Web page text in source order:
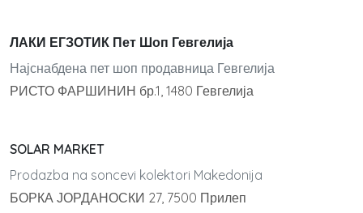
ЛАКИ ЕГЗОТИК Пет Шоп Гевгелија
Најснабдена пет шоп продавница Гевгелија
РИСТО ФАРШИНИН бр.1, 1480 Гевгелија
SOLAR MARKET
Prodazba na soncevi kolektori Makedonija
БОРКА ЈОРДАНОСКИ 27, 7500 Прилеп